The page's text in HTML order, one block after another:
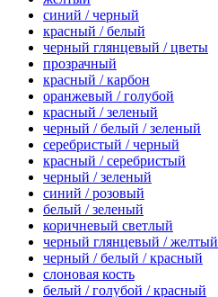
синий / черный
красный / белый
черный глянцевый / цветы
прозрачный
красный / карбон
оранжевый / голубой
красный / зеленый
черный / белый / зеленый
серебристый / черный
красный / серебристый
черный / зеленый
синий / розовый
белый / зеленый
коричневый светлый
черный глянцевый / желтый
черный / белый / красный
слоновая кость
белый / голубой / красный